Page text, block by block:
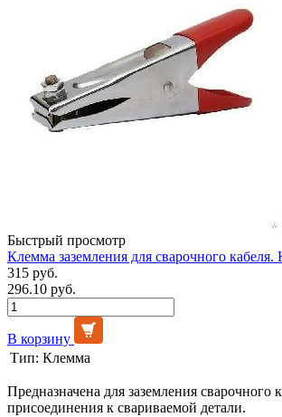
Быстрый просмотр
Клемма заземления для сварочного
315 руб.
296.10 руб.
В корзину
Тип: Клемма
Предназначена для заземления сварочного
присоединения к свариваемой детали.